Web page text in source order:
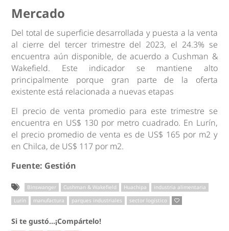
Mercado
Del total de superficie desarrollada y puesta a la venta
al cierre del tercer trimestre del 2023, el 24.3% se
encuentra aún disponible, de acuerdo a Cushman &
Wakefield. Este indicador se mantiene alto
principalmente porque gran parte de la oferta
existente está relacionada a nuevas etapas
El precio de venta promedio para este trimestre se
encuentra en US$ 130 por metro cuadrado. En Lurín,
el precio promedio de venta es de US$ 165 por m2 y
en Chilca, de US$ 117 por m2.
Fuente: Gestión
Binswanger Cushman & Wakefield Huachipa
industria alimentaria
Lurín
manufactura parques industriales sector logístico
Si te gustó...¡Compártelo!